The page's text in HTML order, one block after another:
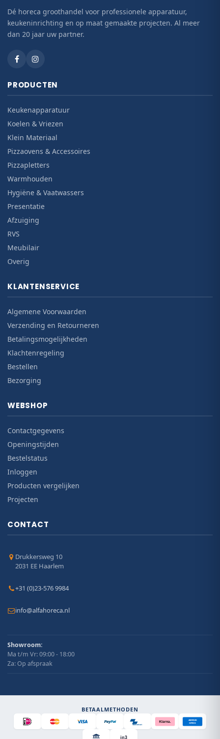
Dé horeca groothandel voor professionele apparatuur,
keukeninrichting en op maat gemaakte projecten. Al meer
dan 20 jaar uw partner.
PRODUCTEN
Keukenapparatuur
Koelen & Vriezen
Klein Materiaal
Pizzaovens & Accessoires
Pizzapletters
Warmhouden
Hygiëne & Vaatwassers
Presentatie
Afzuiging
RVS
Meubilair
Overig
KLANTENSERVICE
Algemene Voorwaarden
Verzending en Retourneren
Betalingsmogelijkheden
Klachtenregeling
Bestellen
Bezorging
WEBSHOP
Contactgegevens
Openingstijden
Bestelstatus
Inloggen
Producten vergelijken
Projecten
CONTACT
Drukkersweg 10
2031 EE Haarlem
+31 (0)23-576 9984
info@alfahoreca.nl
Showroom:
Ma t/m Vr: 09:00 - 18:00
Za: Op afspraak
BETAALMETHODEN
Bancontact
Klarna.
AMERICAN
EXPRESS
in3